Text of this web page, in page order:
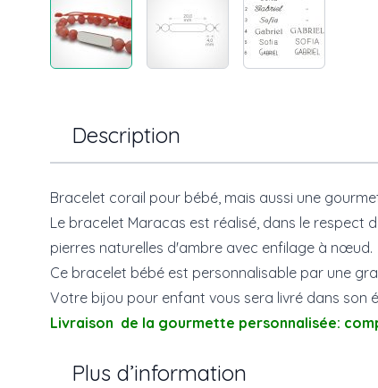
Description
Bracelet corail pour bébé, mais aussi une
Le bracelet Maracas est réalisé, dans le respect
pierres naturelles d'ambre avec enfilage à nœud.
Ce bracelet bébé est personnalisable par une
Votre bijou pour enfant vous sera livré dans
Livraison de la gourmette personnalisée:
Plus d’information